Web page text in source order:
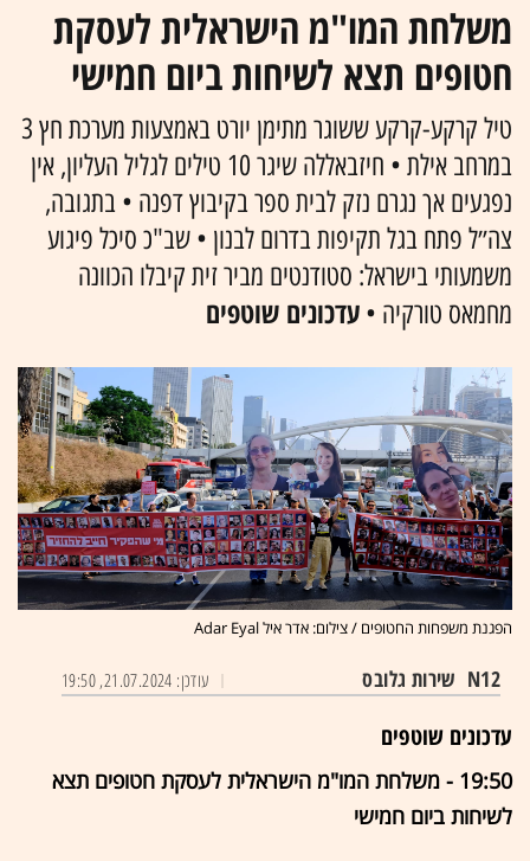
משלחת המו"מ הישראלית לעסקת
חטופים תצא לשיחות ביום חמישי
טיל קרקע-קרקע ששוגר מתימן יורט באמצעות מערכת חץ 3
במרחב אילת • חיזבאללה שיגר 10 טילים לגליל העליון, אין
נפגעים אך נגרם נזק לבית ספר בקיבוץ דפנה • בתגובה,
צה״ל פתח בגל תקיפות בדרום לבנון • שב"כ סיכל פיגוע
משמעותי בישראל: סטודנטים מביר זית קיבלו הכוונה
מחמאס טורקיה • עדכונים שוטפים
הפגנת משפחות החטופים / צילום: אדר איל Adar Eyal
N12 שירות גלובס עודכן: 21.07.2024, 19:50
עדכונים שוטפים
19:50 - משלחת המו"מ הישראלית לעסקת חטופים תצא
לשיחות ביום חמישי